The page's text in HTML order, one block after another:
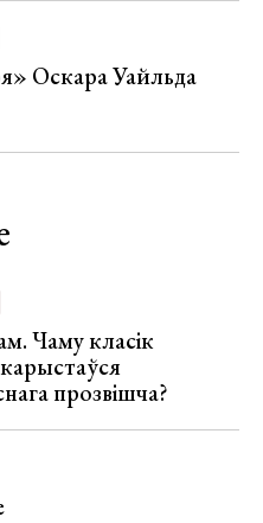
Оскара Уайльда
Чаму класік
прозвішча?